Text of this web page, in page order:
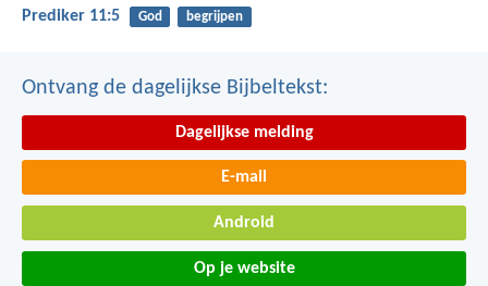
Prediker 11:5 God begrijpen
Ontvang de dagelijkse Bijbeltekst:
Dagelijkse melding
E-mail
Android
Op je website